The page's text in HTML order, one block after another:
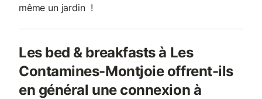
même un jardin !
Les bed & breakfasts à Les
Contamines-Montjoie offrent-ils
en général une connexion à